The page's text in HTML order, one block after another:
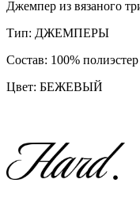
Джемпер из вязаного
Тип: ДЖЕМПЕРЫ
Состав: 100% полиэстер
Цвет: БЕЖЕВЫЙ